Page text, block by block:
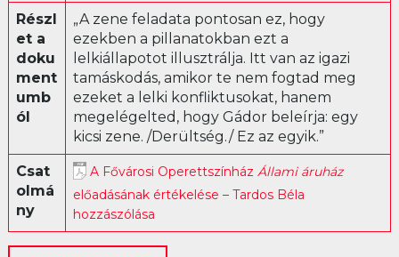
Levél
Műsor
Librettó
Részl
et a
doku
ment
umb
ól
„A zene feladata pontosan ez, hogy
ezekben a pillanatokban ezt a
lelkiállapotot illusztrálja. Itt van az igazi
tamáskodás, amikor te nem fogtad meg
ezeket a lelki konfliktusokat, hanem
megelégelted, hogy Gádor beleírja: egy
kicsi zene. /Derültség./ Ez az egyik.”
Csat
olmá
ny
A Fővárosi Operettszínház Állami áruház
előadásának értékelése – Tardos Béla
hozzászólása